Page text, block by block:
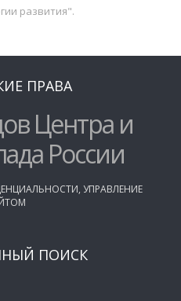
развития".
ПРАВА
Центра и
России
, УПРАВЛЕНИЕ
ПОИСК